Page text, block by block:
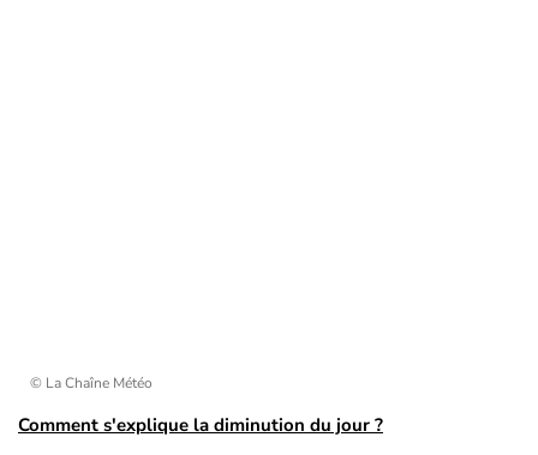
© La Chaîne Météo
Comment s'explique la diminution du jour ?